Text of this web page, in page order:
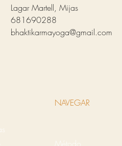
Lagar Martell, Mijas
681690288
bhaktikarmayoga@gmail.com
NAVEGAR
Método